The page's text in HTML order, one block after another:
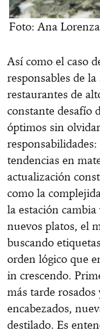
Foto: Ana
Así como el caso
responsables de
restaurantes de
constante desafío
óptimos sin
tendencias en
actualización
como la
la estación
nuevos platos, el
buscando
orden lógico que
in crescendo.
más tarde
encabezados,
destilado. Es